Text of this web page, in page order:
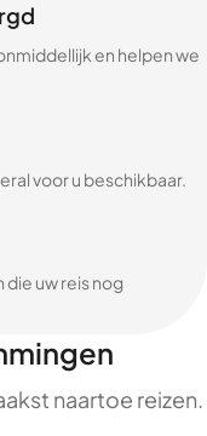
en helpen we
voor u beschikbaar.
die uw reis nog
naartoe reizen.